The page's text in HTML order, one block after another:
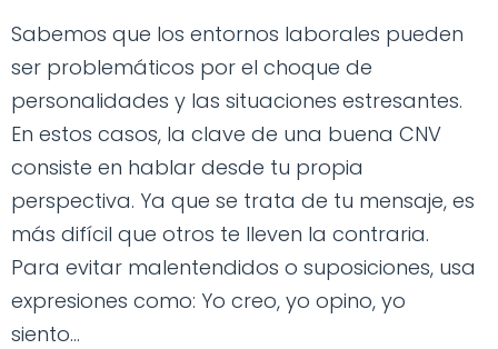
Sabemos que los entornos laborales pueden
ser problemáticos por el choque de
personalidades y las situaciones estresantes.
En estos casos, la clave de una buena CNV
consiste en hablar desde tu propia
perspectiva. Ya que se trata de tu mensaje, es
más difícil que otros te lleven la contraria.
Para evitar malentendidos o suposiciones, usa
expresiones como: Yo creo, yo opino, yo
siento...